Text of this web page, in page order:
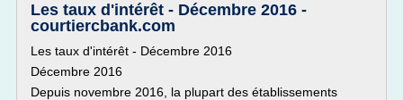
Les taux d'intérêt - Décembre 2016 -
courtiercbank.com
Les taux d'intérêt - Décembre 2016
Décembre 2016
Depuis novembre 2016, la plupart des établissements